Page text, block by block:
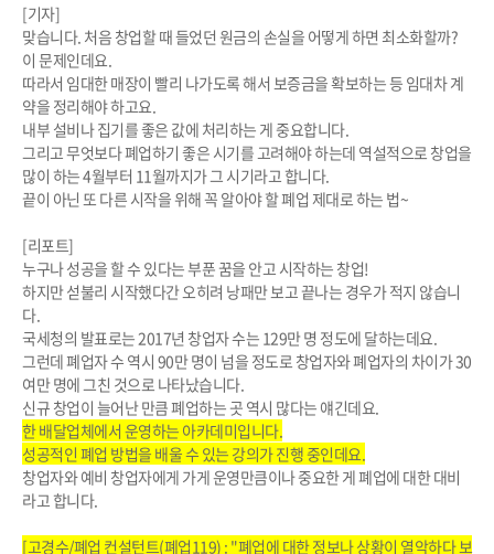
[기자]
맞습니다. 처음 창업할 때 들었던 원금의 손실을 어떻게 하면 최소화할까?
이 문제인데요.
따라서 임대한 매장이 빨리 나가도록 해서 보증금을 확보하는 등 임대차 계
약을 정리해야 하고요.
내부 설비나 집기를 좋은 값에 처리하는 게 중요합니다.
그리고 무엇보다 폐업하기 좋은 시기를 고려해야 하는데 역설적으로 창업을
많이 하는 4월부터 11월까지가 그 시기라고 합니다.
끝이 아닌 또 다른 시작을 위해 꼭 알아야 할 폐업 제대로 하는 법~
[리포트]
누구나 성공을 할 수 있다는 부푼 꿈을 안고 시작하는 창업!
하지만 섣불리 시작했다간 오히려 낭패만 보고 끝나는 경우가 적지 않습니
다.
국세청의 발표로는 2017년 창업자 수는 129만 명 정도에 달하는데요.
그런데 폐업자 수 역시 90만 명이 넘을 정도로 창업자와 폐업자의 차이가 30
여만 명에 그친 것으로 나타났습니다.
신규 창업이 늘어난 만큼 폐업하는 곳 역시 많다는 얘긴데요.
한 배달업체에서 운영하는 아카데미입니다.
성공적인 폐업 방법을 배울 수 있는 강의가 진행 중인데요.
창업자와 예비 창업자에게 가게 운영만큼이나 중요한 게 폐업에 대한 대비
라고 합니다.
[고경수/폐업 컨설턴트(폐업119) : "폐업에 대한 정보나 상황이 열악하다 보